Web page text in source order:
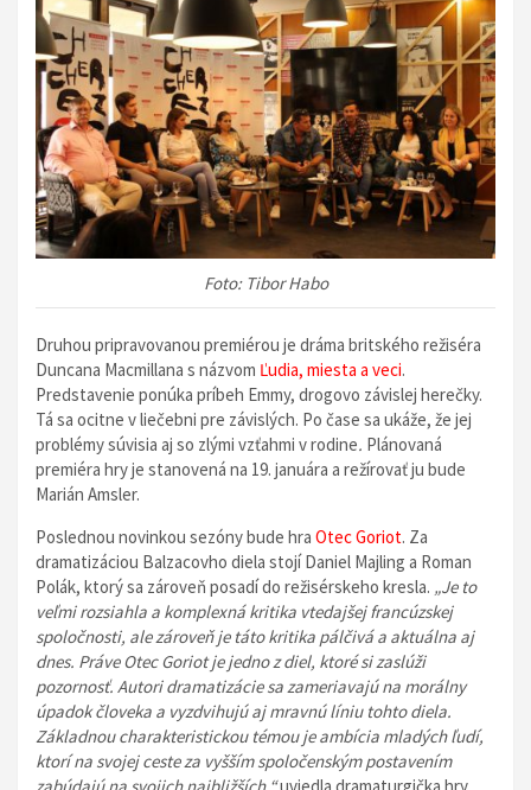
Foto: Tibor Habo
Druhou pripravovanou premiérou je dráma britského režiséra
Duncana Macmillana s názvom Ľudia, miesta a veci.
Predstavenie ponúka príbeh Emmy, drogovo závislej herečky.
Tá sa ocitne v liečebni pre závislých. Po čase sa ukáže, že jej
problémy súvisia aj so zlými vzťahmi v rodine. Plánovaná
premiéra hry je stanovená na 19. januára a režírovať ju bude
Marián Amsler.
Poslednou novinkou sezóny bude hra Otec Goriot. Za
dramatizáciou Balzacovho diela stojí Daniel Majling a Roman
Polák, ktorý sa zároveň posadí do režisérskeho kresla. „Je to
veľmi rozsiahla a komplexná kritika vtedajšej francúzskej
spoločnosti, ale zároveň je táto kritika pálčivá a aktuálna aj
dnes. Práve Otec Goriot je jedno z diel, ktoré si zaslúži
pozornosť. Autori dramatizácie sa zameriavajú na morálny
úpadok človeka a vyzdvihujú aj mravnú líniu tohto diela.
Základnou charakteristickou témou je ambícia mladých ľudí,
ktorí na svojej ceste za vyšším spoločenským postavením